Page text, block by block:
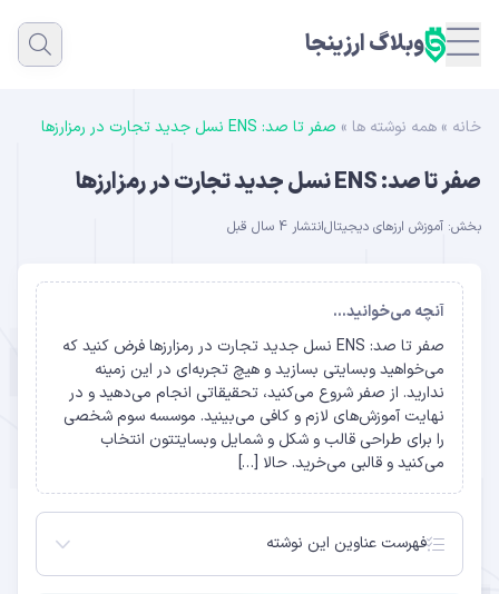
وبلاگ ارزینجا
خانه » همه نوشته ها » صفر تا صد: ENS نسل جدید تجارت در رمزارزها
صفر تا صد: ENS نسل جدید تجارت در رمزارزها
بخش: آموزش ارزهای دیجیتالانتشار 4 سال قبل
آنچه می‌خوانید...
صفر تا صد: ENS نسل جدید تجارت در رمزارزها فرض کنید که
می‌خواهید وبسایتی بسازید و هیچ تجربه‌ای در این زمینه
ندارید. از صفر شروع می‌کنید، تحقیقاتی انجام می‌دهید و در
نهایت آموزش‌های لازم و کافی می‌بینید. موسسه سوم شخصی
را برای طراحی قالب و شکل و شمایل وبسایتتون انتخاب
می‌کنید و قالبی می‌خرید. حالا […]
فهرست عناوین این نوشته